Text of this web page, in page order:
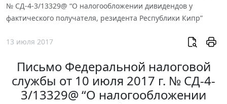
№ СД-4-3/13329@ “О налогообложении дивидендов у
фактического получателя, резидента Республики Кипр”
13 июля 2017
Письмо Федеральной налоговой
службы от 10 июля 2017 г. № СД-4-
3/13329@ “О налогообложении